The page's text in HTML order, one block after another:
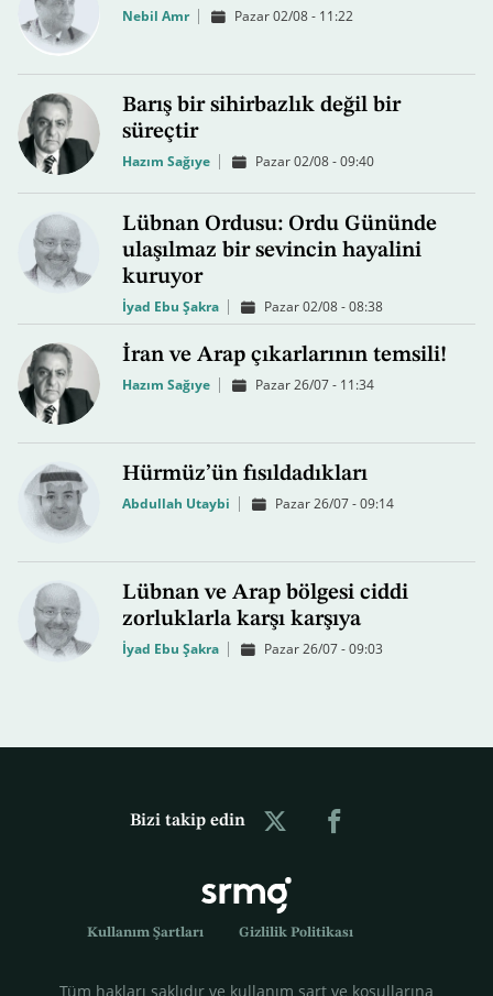
Nebil Amr Pazar 02/08 - 11:22
Barış bir sihirbazlık değil bir
süreçtir
Hazım Sağıye Pazar 02/08 - 09:40
Lübnan Ordusu: Ordu Gününde
ulaşılmaz bir sevincin hayalini
kuruyor
İyad Ebu Şakra Pazar 02/08 - 08:38
İran ve Arap çıkarlarının temsili!
Hazım Sağıye Pazar 26/07 - 11:34
Hürmüz’ün fısıldadıkları
Abdullah Utaybi Pazar 26/07 - 09:14
Lübnan ve Arap bölgesi ciddi
zorluklarla karşı karşıya
İyad Ebu Şakra Pazar 26/07 - 09:03
Bizi takip edin
Kullanım Şartları Gizlilik Politikası
Tüm hakları saklıdır ve kullanım şart ve koşullarına